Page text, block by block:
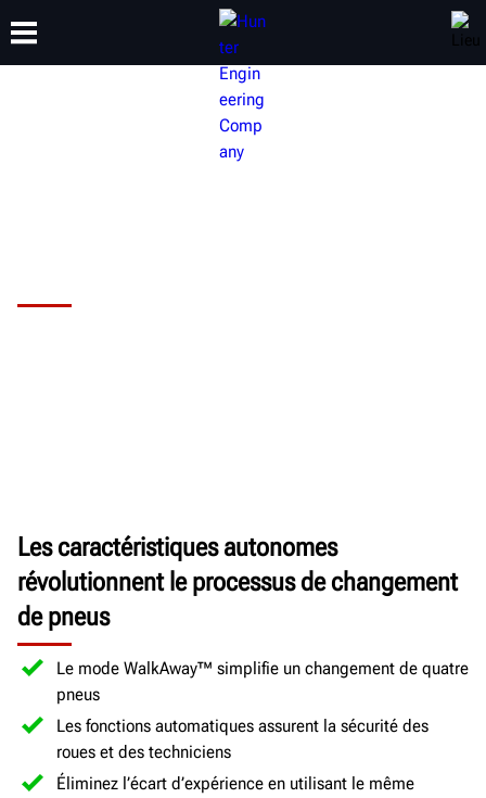
FORMATION
Les caractéristiques autonomes
révolutionnent le processus de changement
de pneus
Le mode WalkAway™ simplifie un changement de quatre
pneus
Les fonctions automatiques assurent la sécurité des
roues et des techniciens
Éliminez l’écart d’expérience en utilisant le même